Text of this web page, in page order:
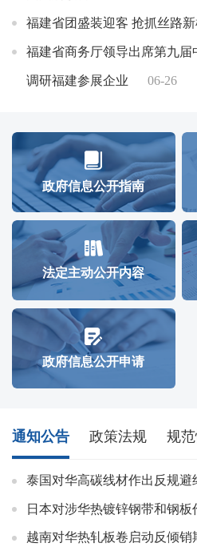
福建省团盛装迎客 抢抓丝路
福建省商务厅领导出席第九
调研福建参展企业 06-26
亚欧博览会 06-25
福建新能源全产业链合作招商
06-24
政府信息公开指南
法定主动公开内容
政府信息公开申请
通知公告 政策法规 规
泰国对华高碳线材作出反规避
日本对涉华热镀锌钢带和钢
越南对华热轧板卷启动反倾销